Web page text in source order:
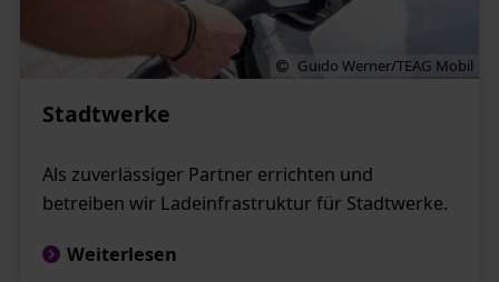
Guido Werner/TEAG Mobil
Stadtwerke
Als zuverlässiger Partner errichten und
betreiben wir Ladeinfrastruktur für Stadtwerke.
Weiterlesen